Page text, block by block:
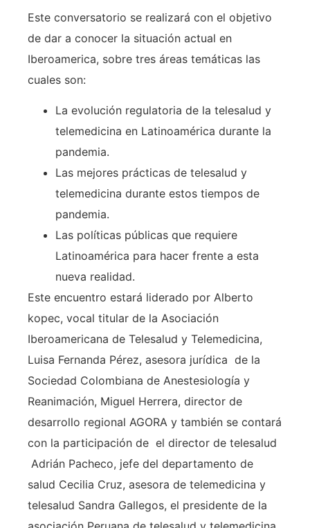
Este conversatorio se realizará con el objetivo
de dar a conocer la situación actual en
Iberoamerica, sobre tres áreas temáticas las
cuales son:
La evolución regulatoria de la telesalud y
telemedicina en Latinoamérica durante la
pandemia.
Las mejores prácticas de telesalud y
telemedicina durante estos tiempos de
pandemia.
Las políticas públicas que requiere
Latinoamérica para hacer frente a esta
nueva realidad.
Este encuentro estará liderado por Alberto
kopec, vocal titular de la Asociación
Iberoamericana de Telesalud y Telemedicina,
Luisa Fernanda Pérez, asesora jurídica de la
Sociedad Colombiana de Anestesiología y
Reanimación, Miguel Herrera, director de
desarrollo regional AGORA y también se contará
con la participación de el director de telesalud
Adrián Pacheco, jefe del departamento de
salud Cecilia Cruz, asesora de telemedicina y
telesalud Sandra Gallegos, el presidente de la